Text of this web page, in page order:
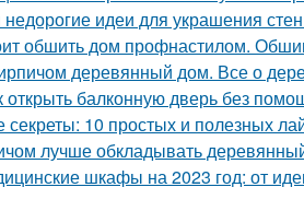
идеи для украшения
обшить дом профнастилом.
деревянный дом. Все о
открыть балконную дверь без
секреты: 10 простых и полезных
лучше обкладывать
шкафы на 2023 год: от